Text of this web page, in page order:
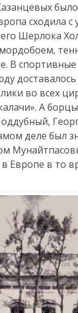
сходила
Шерлока
В
доставалось
во всех
А
деле был
Европе в то